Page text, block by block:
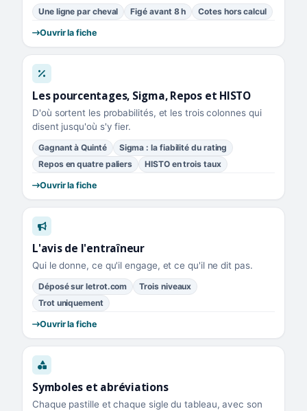
Une ligne par cheval Figé avant 8 h Cotes hors calcul
Ouvrir la fiche
Les pourcentages, Sigma, Repos et HISTO
D'où sortent les probabilités, et les trois colonnes qui
disent jusqu'où s'y fier.
Gagnant à Quinté
Sigma : la fiabilité du rating
Repos en quatre paliers
HISTO en trois taux
Ouvrir la fiche
L'avis de l'entraîneur
Qui le donne, ce qu'il engage, et ce qu'il ne dit pas.
Déposé sur letrot.com
Trois niveaux
Trot uniquement
Ouvrir la fiche
Symboles et abréviations
Chaque pastille et chaque sigle du tableau, avec son